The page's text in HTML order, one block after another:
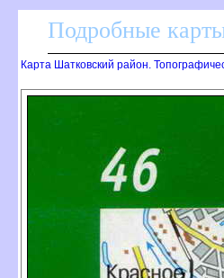
Подробные
Карта Шатковский район.